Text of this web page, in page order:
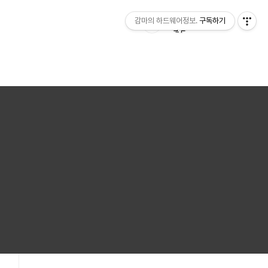
감마의 하드웨어정보. 구독하기